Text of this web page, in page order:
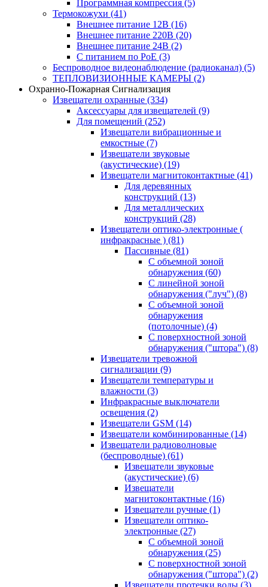
Программная компрессия (5)
Термокожухи (41)
Внешнее питание 12В (16)
Внешнее питание 220В (20)
Внешнее питание 24В (2)
С питанием по PoE (3)
Беспроводное видеонаблюдение (радиоканал) (5)
ТЕПЛОВИЗИОННЫЕ КАМЕРЫ (2)
Охранно-Пожарная Сигнализация
Извещатели охранные (334)
Аксессуары для извещателей (9)
Для помещений (252)
Извещатели вибрационные и
емкостные (7)
Извещатели звуковые
(акустические) (19)
Извещатели магнитоконтактные (41)
Для деревянных
конструкций (13)
Для металлических
конструкций (28)
Извещатели оптико-электронные (
инфракрасные ) (81)
Пассивные (81)
С объемной зоной
обнаружения (60)
С линейной зоной
обнаружения ("луч") (8)
С объемной зоной
обнаружения
(потолочные) (4)
С поверхностной зоной
обнаружения ("штора") (8)
Извещатели тревожной
сигнализации (9)
Извещатели температуры и
влажности (3)
Инфракрасные выключатели
освещения (2)
Извещатели GSM (14)
Извещатели комбинированные (14)
Извещатели радиоволновые
(беспроводные) (61)
Извещатели звуковые
(акустические) (6)
Извещатели
магнитоконтактные (16)
Извещатели ручные (1)
Извещатели оптико-
электронные (27)
С объемной зоной
обнаружения (25)
С поверхностной зоной
обнаружения ("штора") (2)
Извещатели протечки воды (3)